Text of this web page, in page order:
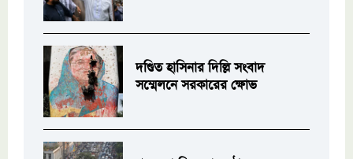
দণ্ডিত হাসিনার দিল্লি সংবাদ
সম্মেলনে সরকারের ক্ষোভ